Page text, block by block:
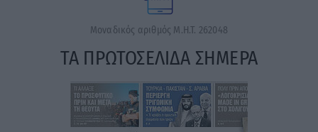
Μοναδικός αριθμός Μ.Η.Τ. 262048
ΤΑ ΠΡΩΤΟΣΕΛΙΔΑ ΣΗΜΕΡΑ